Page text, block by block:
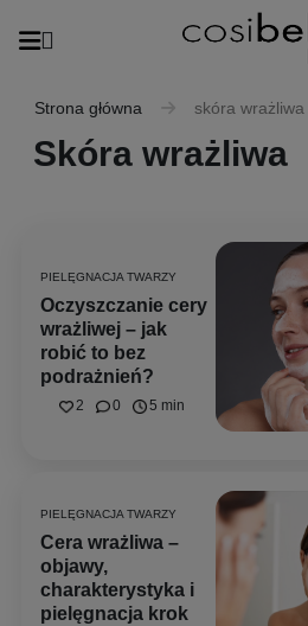
Strona główna skóra wrażliwa
Skóra wrażliwa
PIELĘGNACJA TWARZY
Oczyszczanie cery
wrażliwej – jak
robić to bez
podrażnień?
2 0 5 min
PIELĘGNACJA TWARZY
Cera wrażliwa –
objawy,
charakterystyka i
pielęgnacja krok